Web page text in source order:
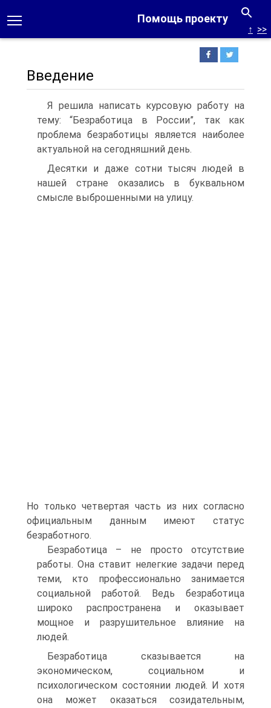
Помощь проекту
↑ >>
Введение
Я решила написать курсовую работу на
тему: “Безработица в России”, так как
проблема безработицы является наиболее
актуальной на сегодняшний день.
Десятки и даже сотни тысяч людей в
нашей стране оказались в буквальном
смысле выброшенными на улицу.
Но только четвертая часть из них согласно
официальным данным имеют статус
безработного.
Безработица – не просто отсутствие
работы. Она ставит нелегкие задачи перед
теми, кто профессионально занимается
социальной работой. Ведь безработица
широко распространена и оказывает
мощное и разрушительное влияние на
людей.
Безработица сказывается на
экономическом, социальном и
психологическом состоянии людей. И хотя
она может оказаться созидательным,